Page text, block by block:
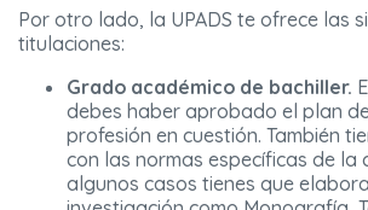
Por otro lado, la UPADS te ofrece las
titulaciones:
Grado académico de bachiller.
debes haber aprobado el plan
profesión en cuestión. También
con las normas específicas de la
algunos casos tienes que